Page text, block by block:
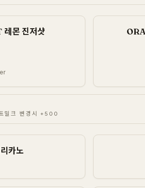
몬 진저샷
밀크 변경시 +500
카노